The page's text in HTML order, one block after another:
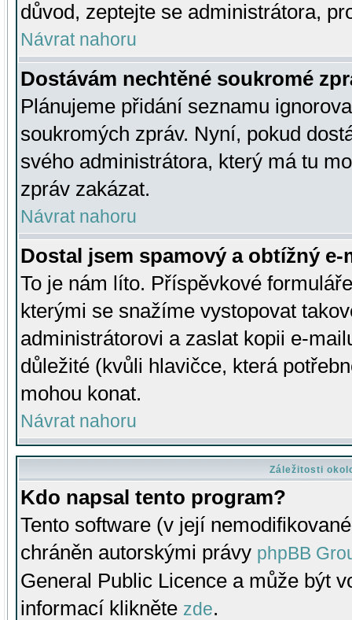
důvod, zeptejte se administrátora,
Návrat nahoru
Dostávám nechtěné soukromé
Plánujeme přidání seznamu
soukromých zpráv. Nyní, pokud
svého administrátora, který má tu
zpráv zakázat.
Návrat nahoru
Dostal jsem spamový a obtížný
To je nám líto. Příspěvkové
kterými se snažíme vystopovat
administrátorovi a zaslat kopii e-
důležité (kvůli hlavičce, která
mohou konat.
Návrat nahoru
Záležitosti
Kdo napsal tento program?
Tento software (v její
chráněn autorskými právy phpBB
General Public Licence a může být
informací klikněte zde.